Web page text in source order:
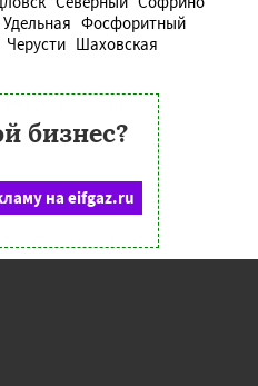
Удельная Фосфоритный
Черусти Шаховская
бизнес?
на eifgaz.ru